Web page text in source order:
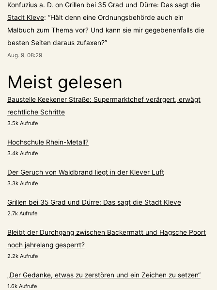
Konfuzius a. D. on Grillen bei 35 Grad und Dürre: Das sagt die
Stadt Kleve: “Hält denn eine Ordnungsbehörde auch ein
Malbuch zum Thema vor? Und kann sie mir gegebenenfalls die
besten Seiten daraus zufaxen?”
Aug. 9, 08:29
Meist gelesen
Baustelle Keekener Straße: Supermarktchef verärgert, erwägt
rechtliche Schritte
3.5k Aufrufe
Hochschule Rhein-Metall?
3.4k Aufrufe
Der Geruch von Waldbrand liegt in der Klever Luft
3.3k Aufrufe
Grillen bei 35 Grad und Dürre: Das sagt die Stadt Kleve
2.7k Aufrufe
Bleibt der Durchgang zwischen Backermatt und Hagsche Poort
noch jahrelang gesperrt?
2.2k Aufrufe
„Der Gedanke, etwas zu zerstören und ein Zeichen zu setzen“
1.6k Aufrufe